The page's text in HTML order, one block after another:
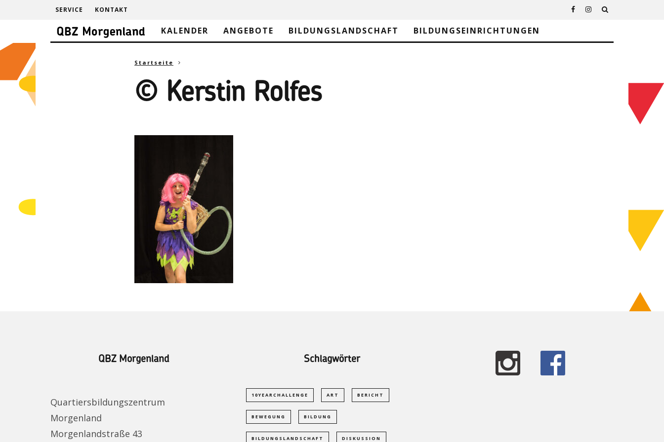
SERVICE KONTAKT
KALENDER ANGEBOTE BILDUNGSLANDSCHAFT BILDUNGSEINRICHTUNGEN
Startseite
© Kerstin Rolfes
QBZ Morgenland
Quartiersbildungszentrum
Morgenland
Morgenlandstraße 43
Schlagwörter
10YEARCHALLENGE ART BERICHT
BEWEGUNG BILDUNG
BILDUNGSLANDSCHAFT DISKUSSION